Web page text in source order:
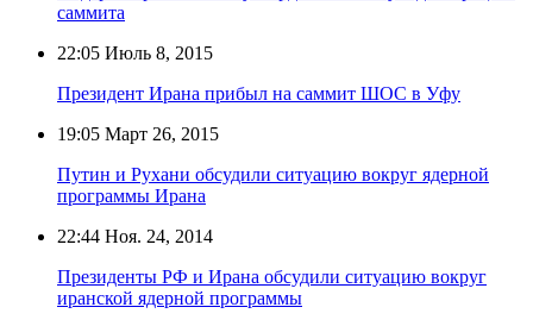
саммита
22:05 Июль 8, 2015
Президент Ирана прибыл на саммит ШОС в Уфу
19:05 Март 26, 2015
Путин и Рухани обсудили ситуацию вокруг ядерной
программы Ирана
22:44 Ноя. 24, 2014
Президенты РФ и Ирана обсудили ситуацию вокруг
иранской ядерной программы